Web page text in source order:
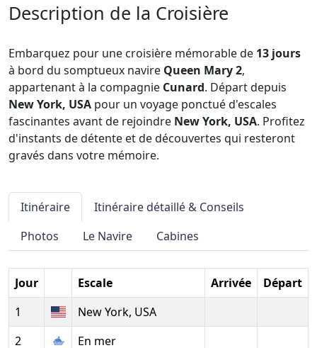
Description de la Croisière
Embarquez pour une croisière mémorable de 13 jours
à bord du somptueux navire Queen Mary 2,
appartenant à la compagnie Cunard. Départ depuis
New York, USA pour un voyage ponctué d'escales
fascinantes avant de rejoindre New York, USA. Profitez
d'instants de détente et de découvertes qui resteront
gravés dans votre mémoire.
Itinéraire
Itinéraire détaillé & Conseils
Photos
Le Navire Cabines
Jour Escale Arrivée
Départ
1
New York, USA
2
En mer